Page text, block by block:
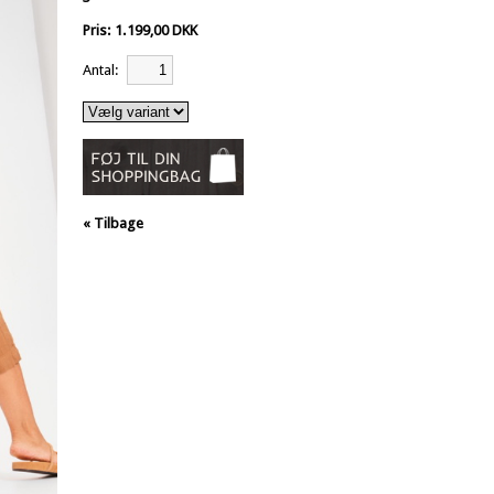
Pris: 1.199,00 DKK
Antal:
« Tilbage